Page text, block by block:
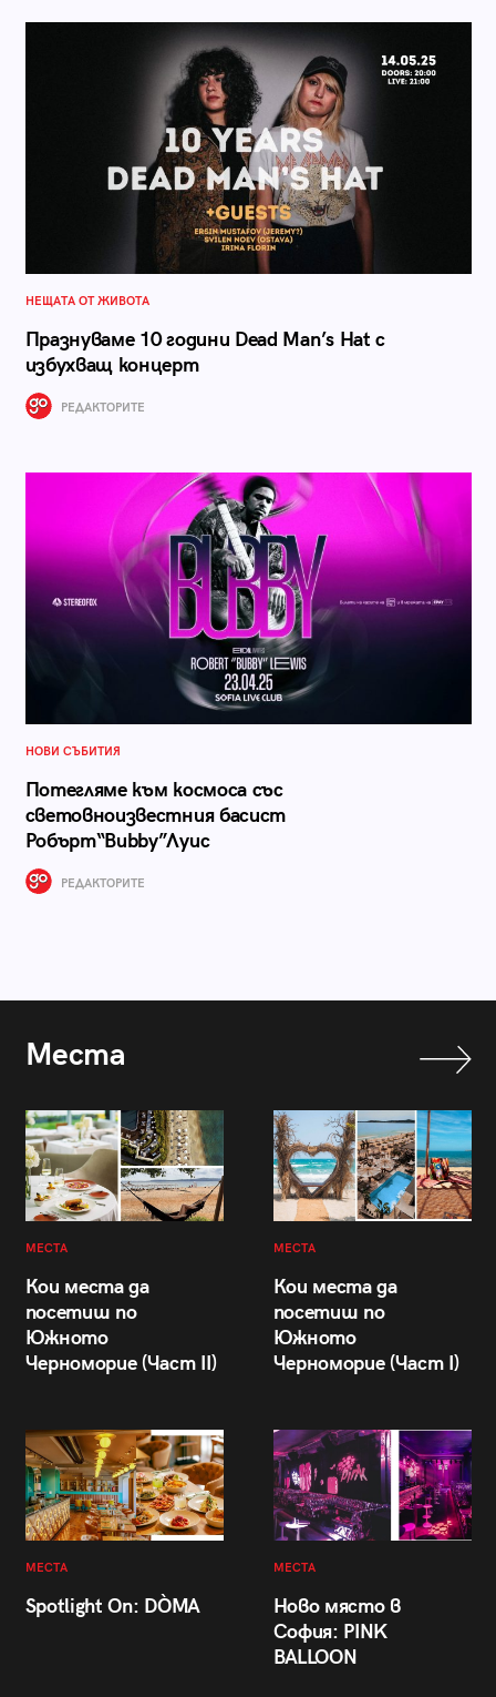
НЕЩАТА ОТ ЖИВОТА
Празнуваме 10 години Dead Man’s Hat с
избухващ концерт
РЕДАКТОРИТЕ
НОВИ СЪБИТИЯ
Потегляме към космоса със
световноизвестния басист
Робърт“Bubby”Луис
РЕДАКТОРИТЕ
Места
МЕСТА
Кои места да
посетиш по
Южното
Черноморие (Част II)
МЕСТА
Кои места да
посетиш по
Южното
Черноморие (Част I)
МЕСТА
Spotlight On: DÒMA
МЕСТА
Ново място в
София: PINK
BALLOON